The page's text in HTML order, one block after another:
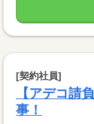
[契約社員]
【アデコ請
事！